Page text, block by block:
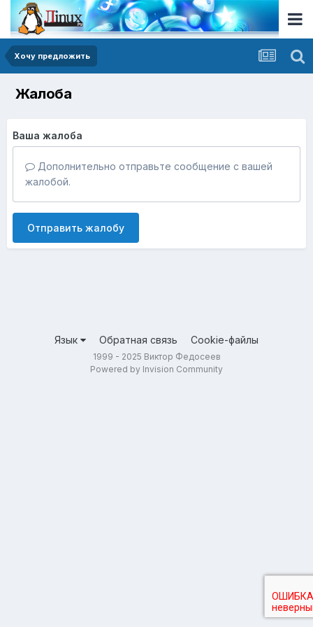
Хочу предложить
Жалоба
Ваша жалоба
Дополнительно отправьте сообщение с вашей
жалобой.
Отправить жалобу
Язык Обратная связь Cookie-файлы
1999 - 2025 Виктор Федосеев
Powered by Invision Community